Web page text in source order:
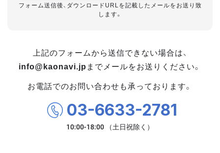
フォーム送信後、ダウンロードURLを記載したメールをお送り致
します。
上記のフォームから送信できない場合は、
info@kaonavi.jp までメールをお送りください。
お電話でのお問い合わせも承っております。
03-6633-2781